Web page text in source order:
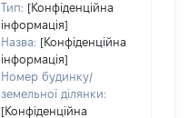
Тип: [Конфіденційна
інформація]
Назва: [Конфіденційна
інформація]
Номер будинку/
земельної ділянки:
[Конфіденційна